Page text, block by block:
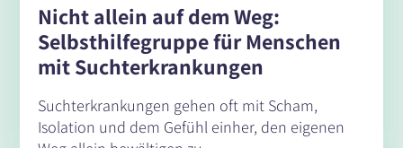
Nicht allein auf dem Weg:
Selbsthilfegruppe für Menschen
mit Suchterkrankungen
Suchterkrankungen gehen oft mit Scham,
Isolation und dem Gefühl einher, den eigenen